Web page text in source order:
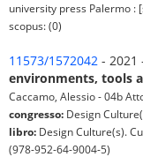
university press Palermo :
scopus: (0)
11573/1572042 - 2021
environments, tools
Caccamo, Alessio - 04b
congresso: Design
libro: Design Culture(s).
(978-952-64-9004-5)